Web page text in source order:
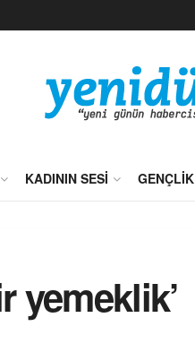
KADININ SESI GENÇLIK
yemeklik’